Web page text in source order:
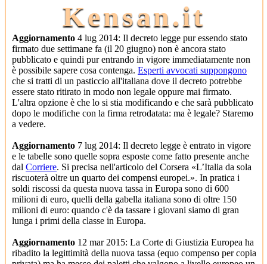
Kensan.it
Aggiornamento 4 lug 2014: Il decreto legge pur essendo stato
firmato due settimane fa (il 20 giugno) non è ancora stato
pubblicato e quindi pur entrando in vigore immediatamente non
è possibile sapere cosa contenga. Esperti avvocati suppongono
che si tratti di un pasticcio all'italiana dove il decreto potrebbe
essere stato ritirato in modo non legale oppure mai firmato.
L'altra opzione è che lo si stia modificando e che sarà pubblicato
dopo le modifiche con la firma retrodatata: ma è legale? Staremo
a vedere.
Aggiornamento 7 lug 2014: Il decreto legge è entrato in vigore
e le tabelle sono quelle sopra esposte come fatto presente anche
dal Corriere. Si precisa nell'articolo del Corsera «L’Italia da sola
riscuoterà oltre un quarto dei compensi europei.». In pratica i
soldi riscossi da questa nuova tassa in Europa sono di 600
milioni di euro, quelli della gabella italiana sono di oltre 150
milioni di euro: quando c'è da tassare i giovani siamo di gran
lunga i primi della classe in Europa.
Aggiornamento 12 mar 2015: La Corte di Giustizia Europea ha
ribadito la legittimità della nuova tassa (equo compenso per copia